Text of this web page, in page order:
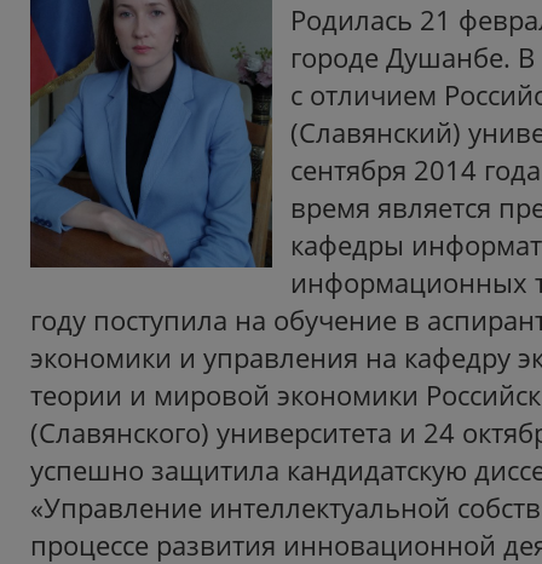
Родилась 21
городе Душанбе.
с отличием
(Славянский)
сентября 2014
время является
кафедры
информационных
году поступила на обучение в
экономики и управления на кафедру
теории и мировой экономики
(Славянского) университета и 24
успешно защитила кандидатскую
«Управление интеллектуальной
процессе развития инновационной